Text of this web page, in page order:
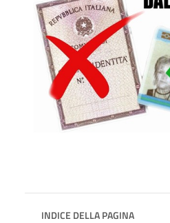
INDICE DELLA PAGINA